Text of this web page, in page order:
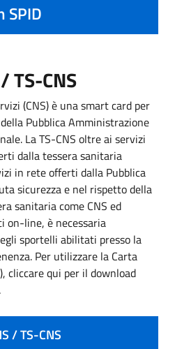
SPID
TS-CNS
(CNS) è una smart card per
Pubblica Amministrazione
La TS-CNS oltre ai servizi
dalla tessera sanitaria
in rete offerti dalla Pubblica
sicurezza e nel rispetto della
sanitaria come CNS ed
on-line, è necessaria
sportelli abilitati presso la
Per utilizzare la Carta
cliccare qui per il download
/ TS-CNS